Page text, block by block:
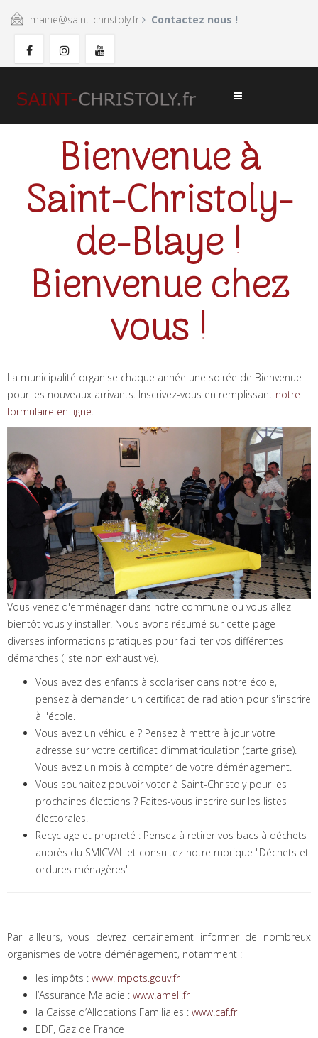
mairie@saint-christoly.fr Contactez nous !
Bienvenue à
Saint-Christoly-
de-Blaye !
Bienvenue chez
vous !
La municipalité organise chaque année une soirée de Bienvenue
pour les nouveaux arrivants. Inscrivez-vous en remplissant notre
formulaire en ligne.
Vous venez d'emménager dans notre commune ou vous allez
bientôt vous y installer. Nous avons résumé sur cette page
diverses informations pratiques pour faciliter vos différentes
démarches (liste non exhaustive).
Vous avez des enfants à scolariser dans notre école,
pensez à demander un certificat de radiation pour s'inscrire
à l'école.
Vous avez un véhicule ? Pensez à mettre à jour votre
adresse sur votre certificat d’immatriculation (carte grise).
Vous avez un mois à compter de votre déménagement.
Vous souhaitez pouvoir voter à Saint-Christoly pour les
prochaines élections ? Faites-vous inscrire sur les listes
électorales.
Recyclage et propreté : Pensez à retirer vos bacs à déchets
auprès du SMICVAL et consultez notre rubrique "Déchets et
ordures ménagères"
Par ailleurs, vous devrez certainement informer de nombreux
organismes de votre déménagement, notamment :
les impôts : www.impots.gouv.fr
l’Assurance Maladie : www.ameli.fr
la Caisse d’Allocations Familiales : www.caf.fr
EDF, Gaz de France